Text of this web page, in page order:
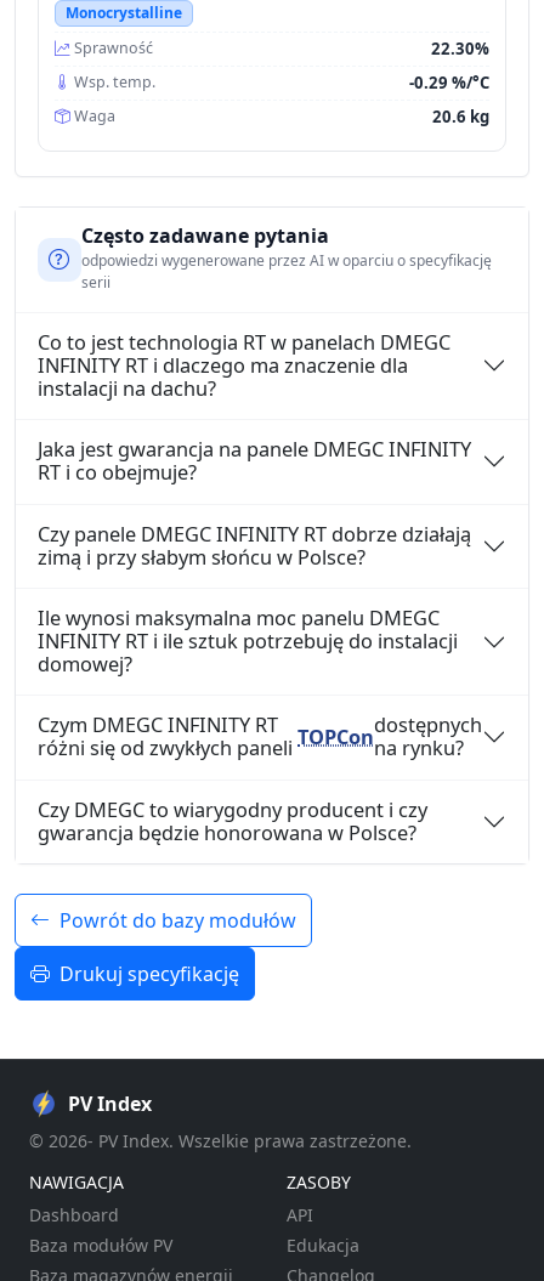
Monocrystalline
Sprawność
22.30%
Wsp. temp. -0.29 %/°C
Waga 20.6 kg
Często zadawane pytania
odpowiedzi wygenerowane przez AI w oparciu o specyfikację
serii
Co to jest technologia RT w panelach DMEGC
INFINITY RT i dlaczego ma znaczenie dla
instalacji na dachu?
Jaka jest gwarancja na panele DMEGC INFINITY
RT i co obejmuje?
Czy panele DMEGC INFINITY RT dobrze działają
zimą i przy słabym słońcu w Polsce?
Ile wynosi maksymalna moc panelu DMEGC
INFINITY RT i ile sztuk potrzebuję do instalacji
domowej?
Czym DMEGC INFINITY RT
różni się od zwykłych paneli TOPCondostępnych
na rynku?
Czy DMEGC to wiarygodny producent i czy
gwarancja będzie honorowana w Polsce?
Powrót do bazy modułów
Drukuj specyfikację
PV Index
© 2026- PV Index. Wszelkie prawa zastrzeżone.
NAWIGACJA
Dashboard
Baza modułów PV
Baza magazynów energii
ZASOBY
API
Edukacja
Changelog